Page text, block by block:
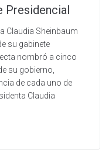
Presidencial
Claudia Sheinbaum
su gabinete
nombró a cinco
su gobierno,
de cada uno de
Claudia